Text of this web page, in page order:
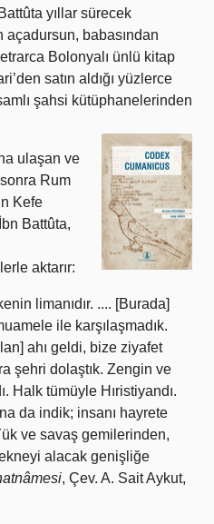
yıllar sürecek
babasından
Bolonyalı ünlü kitap
satın aldığı yüzlerce
şahsi kütüphanelerinden
ulaşan ve
Rum
Kefe
Battûta,
aktarır:
limanıdır. .... [Burada]
ile karşılaşmadık.
ahı geldi, bize ziyafet
şehri dolaştık. Zengin ve
Halk tümüyle Hıristiyandı.
da indik; insanı hayrete
ve savaş gemilerinden,
alacak genişliğe
, Çev. A. Sait Aykut,